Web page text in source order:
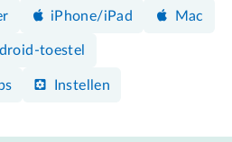
iPhone/iPad Mac
toestel
Instellen